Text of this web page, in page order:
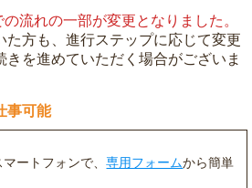
流れの一部が変更となりました。
た方も、進行ステップに応じて変更
を進めていただく場合がございま
事可能
ートフォンで、専用フォームから簡単